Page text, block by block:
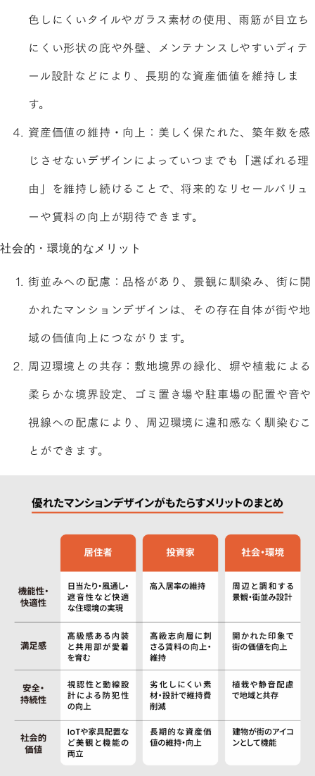
色しにくいタイルやガラス素材の使用、雨筋が目立ち
にくい形状の庇や外壁、メンテナンスしやすいディテ
ール設計などにより、長期的な資産価値を維持しま
す。
資産価値の維持・向上：美しく保たれた、築年数を感
じさせないデザインによっていつまでも「選ばれる理
由」を維持し続けることで、将来的なリセールバリュ
ーや賃料の向上が期待できます。
社会的・環境的なメリット
街並みへの配慮：品格があり、景観に馴染み、街に開
かれたマンションデザインは、その存在自体が街や地
域の価値向上につながります。
周辺環境との共存：敷地境界の緑化、塀や植栽による
柔らかな境界設定、ゴミ置き場や駐車場の配置や音や
視線への配慮により、周辺環境に違和感なく馴染むこ
とができます。